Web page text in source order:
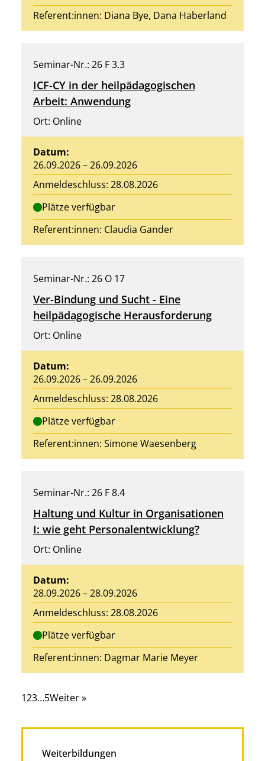
Referent:innen: Diana Bye, Dana Haberland
Seminar-Nr.: 26 F 3.3
ICF-CY in der heilpädagogischen
Arbeit: Anwendung
Ort: Online
Datum:
26.09.2026 – 26.09.2026
Anmeldeschluss: 28.08.2026
Plätze verfügbar
Referent:innen: Claudia Gander
Seminar-Nr.: 26 O 17
Ver-Bindung und Sucht - Eine
heilpädagogische Herausforderung
Ort: Online
Datum:
26.09.2026 – 26.09.2026
Anmeldeschluss: 28.08.2026
Plätze verfügbar
Referent:innen: Simone Waesenberg
Seminar-Nr.: 26 F 8.4
Haltung und Kultur in Organisationen
I: wie geht Personalentwicklung?
Ort: Online
Datum:
28.09.2026 – 28.09.2026
Anmeldeschluss: 28.08.2026
Plätze verfügbar
Referent:innen: Dagmar Marie Meyer
123…5Weiter »
Weiterbildungen